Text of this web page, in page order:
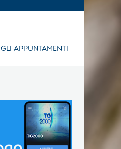
GLI APPUNTAMENTI